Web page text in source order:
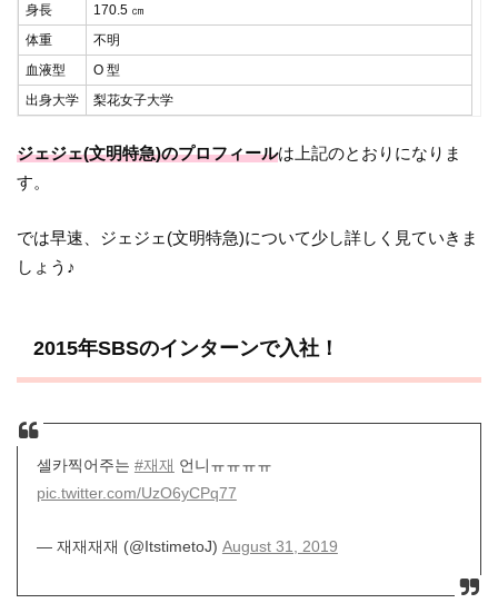
身長
170.5 ㎝
体重
不明
血液型
O 型
出身大学
梨花女子大学
ジェジェ(文明特急)のプロフィールは上記のとおりになりま
す。
では早速、ジェジェ(文明特急)について少し詳しく見ていきま
しょう♪
2015年SBSのインターンで入社！
셀카찍어주는 #재재 언니ㅠㅠㅠㅠ
pic.twitter.com/UzO6yCPq77
— 재재재재 (@ItstimetoJ) August 31, 2019